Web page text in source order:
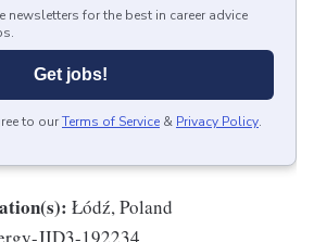
newsletters for the best in career advice
Get jobs!
to ourTerms of Service & Privacy Policy.
Łódź, Poland